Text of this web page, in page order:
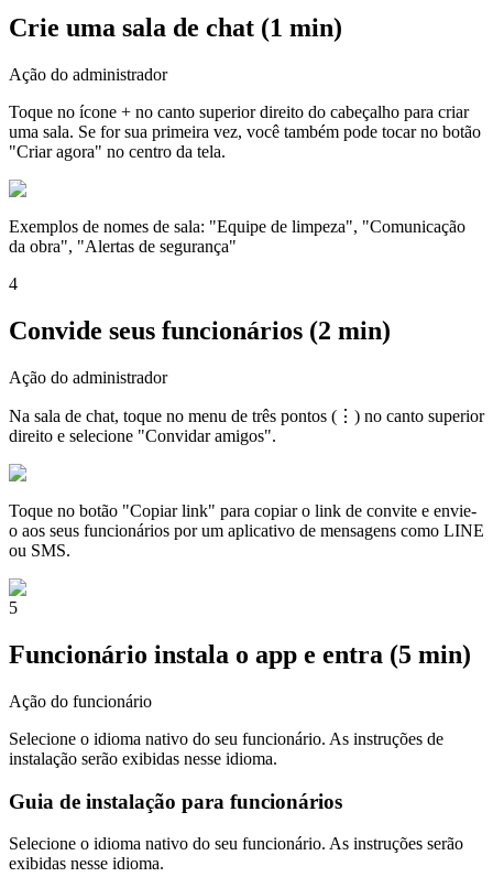
Crie uma sala de chat (1 min)
Ação do administrador
Toque no ícone + no canto superior direito do cabeçalho para criar
uma sala. Se for sua primeira vez, você também pode tocar no botão
"Criar agora" no centro da tela.
Exemplos de nomes de sala: "Equipe de limpeza", "Comunicação
da obra", "Alertas de segurança"
4
Convide seus funcionários (2 min)
Ação do administrador
Na sala de chat, toque no menu de três pontos (⋮) no canto superior
direito e selecione "Convidar amigos".
Toque no botão "Copiar link" para copiar o link de convite e envie-
o aos seus funcionários por um aplicativo de mensagens como LINE
ou SMS.
5
Funcionário instala o app e entra (5 min)
Ação do funcionário
Selecione o idioma nativo do seu funcionário. As instruções de
instalação serão exibidas nesse idioma.
Guia de instalação para funcionários
Selecione o idioma nativo do seu funcionário. As instruções serão
exibidas nesse idioma.